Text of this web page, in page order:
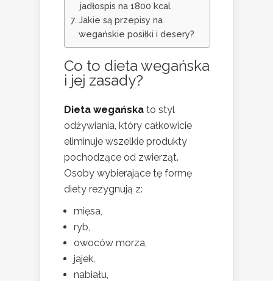
jadłospis na 1800 kcal
Jakie są przepisy na
wegańskie posiłki i desery?
Co to dieta wegańska
i jej zasady?
Dieta wegańska to styl
odżywiania, który całkowicie
eliminuje wszelkie produkty
pochodzące od zwierząt.
Osoby wybierające tę formę
diety rezygnują z:
mięsa,
ryb,
owoców morza,
jajek,
nabiału,